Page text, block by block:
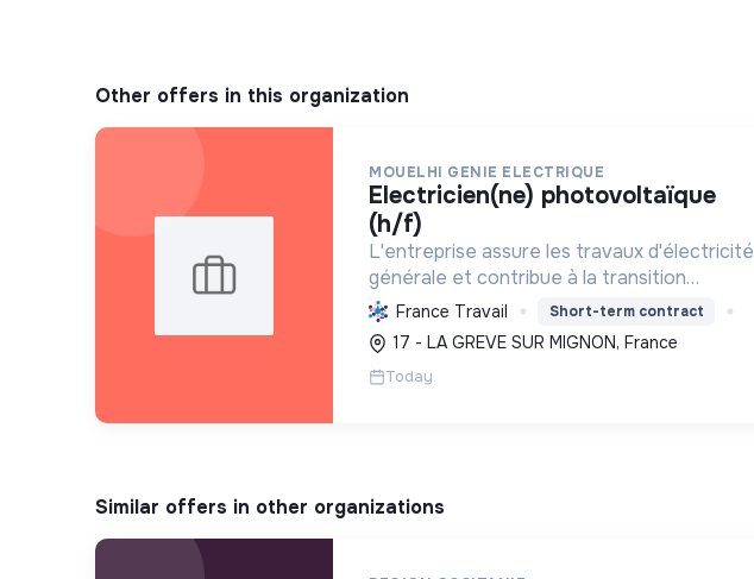
Other offers in this organization
MOUELHI GENIE ELECTRIQUE
electricien(ne) photovoltaïque
(h/f)
L'entreprise assure les travaux d'électricité
générale et contribue à la transition
écologique par l'installation de systèmes
photovoltaïques, favorisant ainsi une
énergie plus durable.
France Travail Short-term contract
17 - LA GREVE SUR MIGNON, France
Today
Similar offers in other organizations